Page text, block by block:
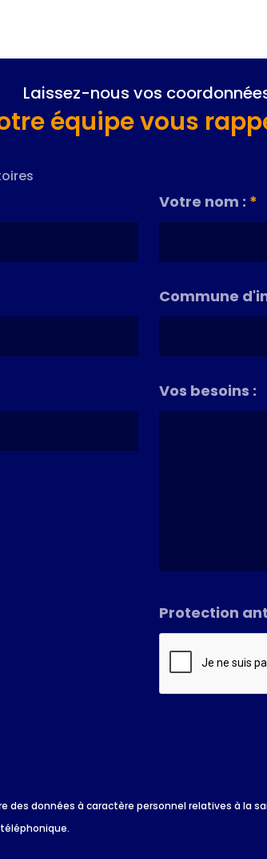
Laissez-nous vos
équipe vous
Votre nom : *
Commune
Vos besoins :
Protection
données à caractère personnel relatives à la